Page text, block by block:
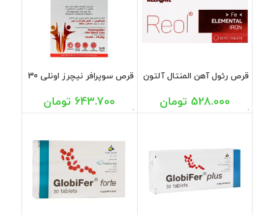
قرص رئول آهن المنتال آلتون
528.000 تومان
قرص سوپرافر نیچرز اونلی 30
643.700 تومان